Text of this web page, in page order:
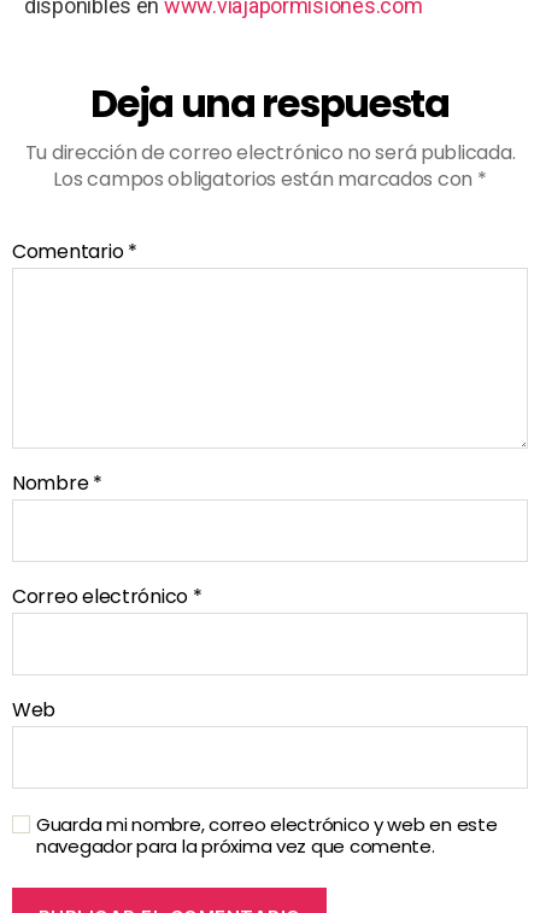
disponibles en www.viajapormisiones.com
Deja una respuesta
Tu dirección de correo electrónico no será publicada.
Los campos obligatorios están marcados con *
Comentario*
Nombre*
Correo electrónico *
Web
Guarda mi nombre, correo electrónico y web en este
navegador para la próxima vez que comente.